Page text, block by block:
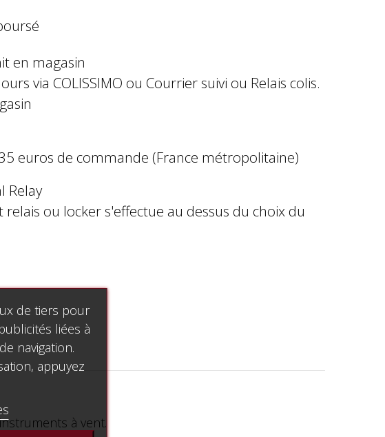
en magasin
via COLISSIMO ou Courrier suivi ou Relais colis.
euros de commande (France métropolitaine)
Relay
relais ou locker s'effectue au dessus du choix du
à vent.
de tiers pour
liées à
navigation.
appuyez